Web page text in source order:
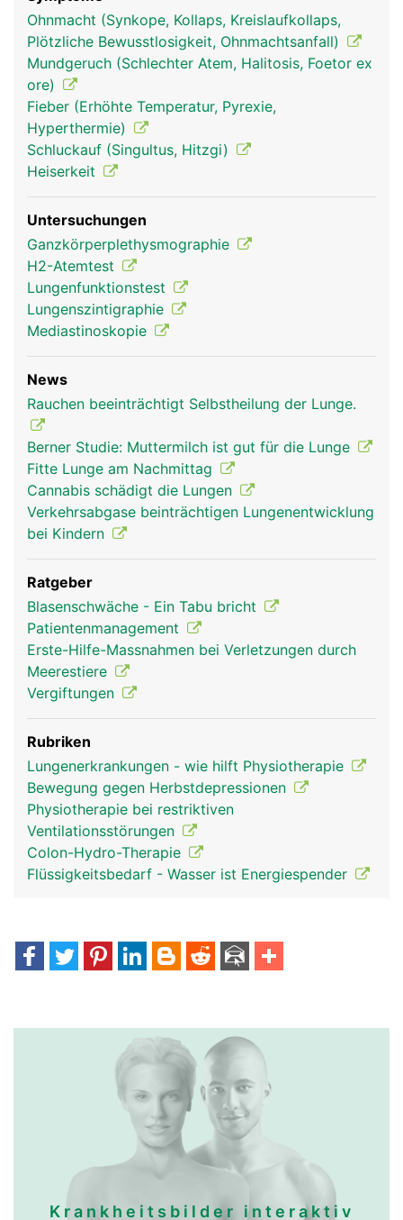
(Brustfell). Der feine Spalt zwischen ist mit einer
geringen Menge Flüssigkeit gefüllt, sodass sich die
Lunge beim Atmen reibungslos dehnen und
zusammenziehen kann.
Lunge Frau Lunge Mann
Ohnmacht (Synkope, Kollaps, Kreislaufkollaps,
Plötzliche Bewusstlosigkeit, Ohnmachtsanfall)
Mundgeruch (Schlechter Atem, Halitosis, Foetor ex
ore)
Fieber (Erhöhte Temperatur, Pyrexie,
Hyperthermie)
Schluckauf (Singultus, Hitzgi)
Heiserkeit
Untersuchungen
Ganzkörperplethysmographie
H2-Atemtest
Lungenfunktionstest
Lungenszintigraphie
Mediastinoskopie
News
Rauchen beeinträchtigt Selbstheilung der Lunge.
Berner Studie: Muttermilch ist gut für die Lunge
Fitte Lunge am Nachmittag
Cannabis schädigt die Lungen
Verkehrsabgase beinträchtigen Lungenentwicklung
bei Kindern
Ratgeber
Blasenschwäche - Ein Tabu bricht
Patientenmanagement
Erste-Hilfe-Massnahmen bei Verletzungen durch
Meerestiere
Vergiftungen
Rubriken
Lungenerkrankungen - wie hilft Physiotherapie
Bewegung gegen Herbstdepressionen
Physiotherapie bei restriktiven
Ventilationsstörungen
Colon-Hydro-Therapie
Flüssigkeitsbedarf - Wasser ist Energiespender
Krankheitsbilder interaktiv